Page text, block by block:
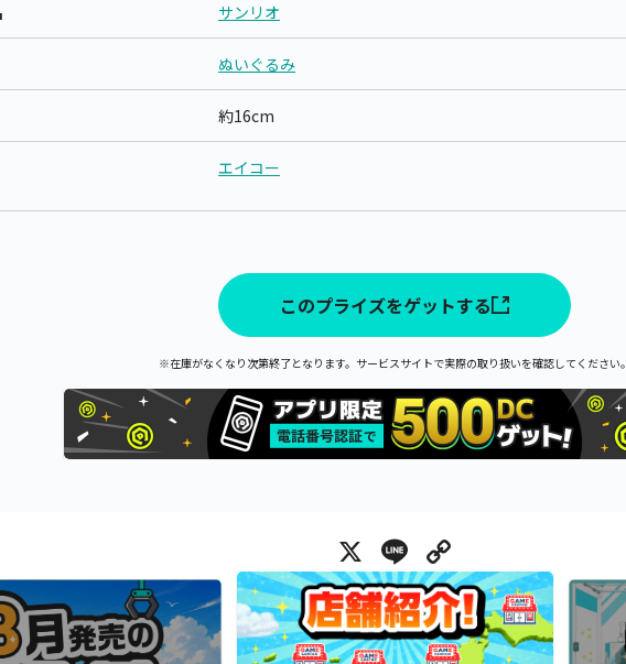
サンリオ
ぬいぐるみ
約16cm
エイコー
このプライズをゲットする
※在庫がなくなり次第終了となります。サービスサイトで実際の取り扱いを確認してください。
X Line